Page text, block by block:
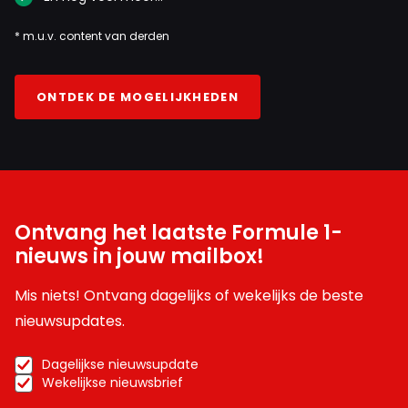
* m.u.v. content van derden
ONTDEK DE MOGELIJKHEDEN
Ontvang het laatste Formule 1-
nieuws in jouw mailbox!
Mis niets! Ontvang dagelijks of wekelijks de beste
nieuwsupdates.
Dagelijkse nieuwsupdate
Wekelijkse nieuwsbrief